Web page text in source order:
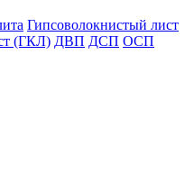
Гипсоволокнистый лист
(ГКЛ) ДВП ДСП ОСП